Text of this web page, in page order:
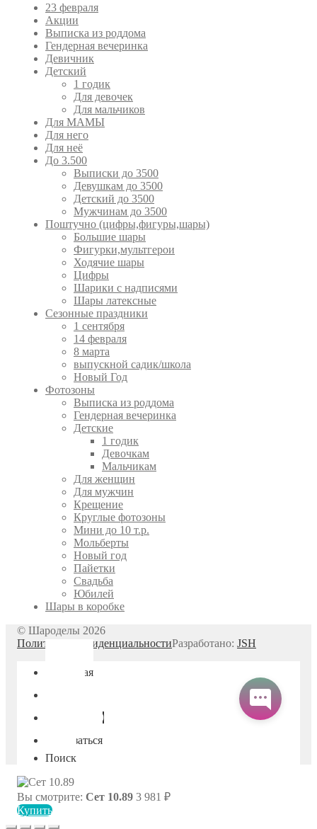
23 февраля
Акции
Выписка из роддома
Гендерная вечеринка
Девичник
Детский
1 годик
Для девочек
Для мальчиков
Для МАМЫ
Для него
Для неё
До 3.500
Выписки до 3500
Девушкам до 3500
Детский до 3500
Мужчинам до 3500
Поштучно (цифры,фигуры,шары)
Большие шары
Фигурки,мультгерои
Ходячие шары
Цифры
Шарики с надписями
Шары латексные
Сезонные праздники
1 сентября
14 февраля
8 марта
выпускной садик/школа
Новый Год
Фотозоны
Выписка из роддома
Гендерная вечеринка
Детские
1 годик
Девочкам
Мальчикам
Для женщин
Для мужчин
Крещение
Круглые фотозоны
Мини до 10 т.р.
Мольберты
Новый год
Пайетки
Свадьба
Юбилей
Шары в коробке
© Шароделы 2026
Политика конфиденциальностиРазработано: JSH
Главная
0
Связаться
Поиск
Вы смотрите: Сет 10.89 3 981 ₽
Купить